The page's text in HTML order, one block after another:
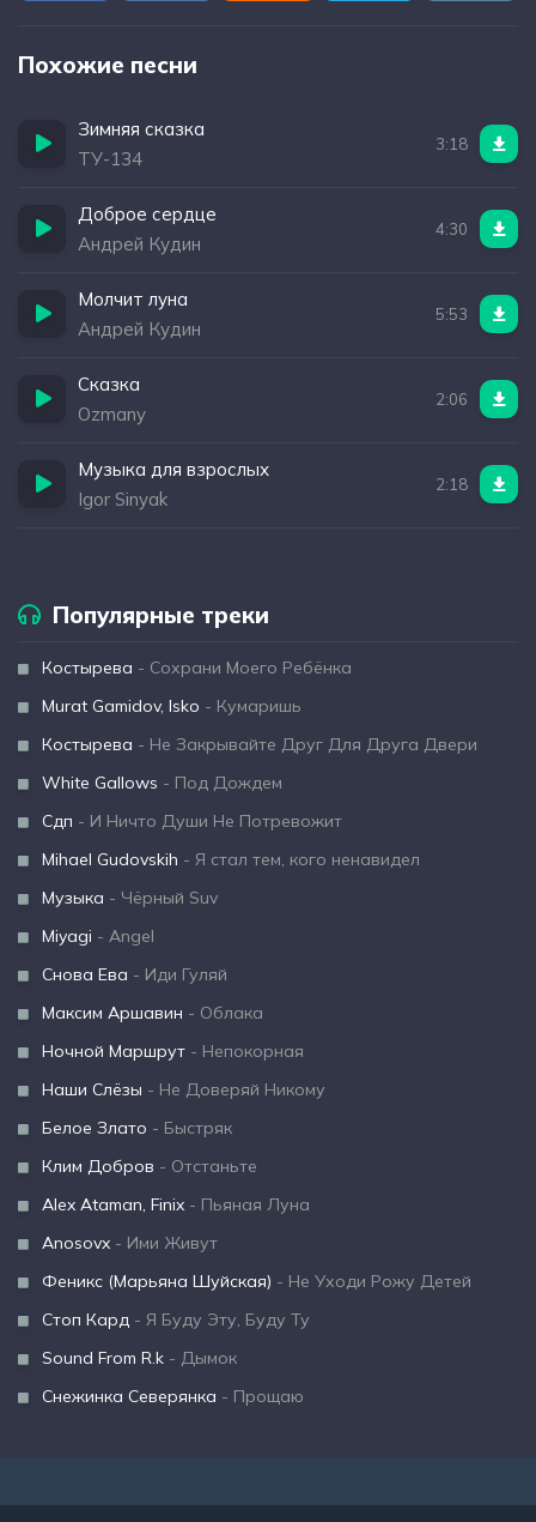
Похожие песни
Зимняя сказка
ТУ-134
3:18
Доброе сердце
Андрей Кудин
4:30
Молчит луна
Андрей Кудин
5:53
Сказка
Ozmany
2:06
Музыка для взрослых
Igor Sinyak
2:18
Популярные треки
Костырева - Сохрани Моего Ребёнка
Murat Gamidov, Isko - Кумаришь
Костырева - Не Закрывайте Друг Для Друга Двери
White Gallows - Под Дождем
Сдп - И Ничто Души Не Потревожит
Mihael Gudovskih - Я стал тем, кого ненавидел
Музыка - Чёрный Suv
Miyagi - Angel
Снова Ева - Иди Гуляй
Максим Аршавин - Облака
Ночной Маршрут - Непокорная
Наши Слёзы - Не Доверяй Никому
Белое Злато - Быстряк
Клим Добров - Отстаньте
Alex Ataman, Finix - Пьяная Луна
Anosovx - Ими Живут
Феникс (Марьяна Шуйская) - Не Уходи Рожу Детей
Стоп Кард - Я Буду Эту, Буду Ту
Sound From R.k - Дымок
Снежинка Северянка - Прощаю